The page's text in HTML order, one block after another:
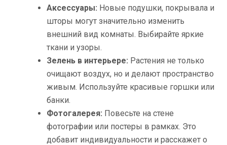
Аксессуары: Новые подушки, покрывала и
шторы могут значительно изменить
внешний вид комнаты. Выбирайте яркие
ткани и узоры.
Зелень в интерьере: Растения не только
очищают воздух, но и делают пространство
живым. Используйте красивые горшки или
банки.
Фотогалерея: Повесьте на стене
фотографии или постеры в рамках. Это
добавит индивидуальности и расскажет о